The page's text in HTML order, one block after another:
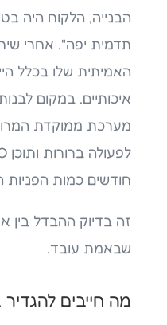
הבנייה, הלקוח היה
תדמית יפה". אחרי
האמיתית שלו בכלל
איכותיים. במקום
מערכת ממוקדת
חודשים כמות הפניות
זה בדיוק ההבדל בין
שבאמת עובד.
מה חייבים